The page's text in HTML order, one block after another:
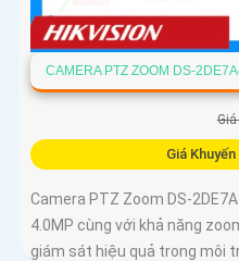
CAMERA PTZ ZOOM DS-
Giá
Camera PTZ Zoom DS-
4.0MP cùng với khả năng
giám sát hiệu quả trong môi